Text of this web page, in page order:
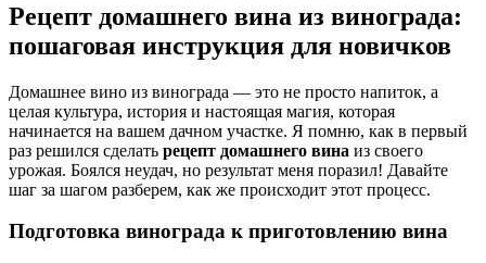
Рецепт домашнего вина из винограда:
пошаговая инструкция для новичков
Домашнее вино из винограда — это не просто напиток, а
целая культура, история и настоящая магия, которая
начинается на вашем дачном участке. Я помню, как в первый
раз решился сделать рецепт домашнего вина из своего
урожая. Боялся неудач, но результат меня поразил! Давайте
шаг за шагом разберем, как же происходит этот процесс.
Подготовка винограда к приготовлению вина